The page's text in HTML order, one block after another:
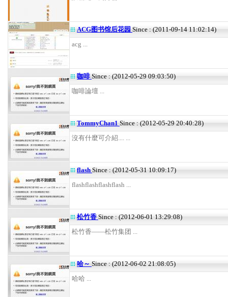
ACG图书馆后花园 Since : (2011-09-14 11:02:14)
acg ...
咖啡Since : (2012-05-29 09:03:50)
咖啡論壇 ...
TommyChan1 Since : (2012-05-29 20:40:28)
沒有什麼可介紹.... ...
flash Since : (2012-05-31 10:09:17)
flashflashflashflash ...
松竹香Since : (2012-06-01 13:29:08)
松竹香——松竹集团 ...
哈～ Since : (2012-06-02 21:08:05)
哈哈 ...